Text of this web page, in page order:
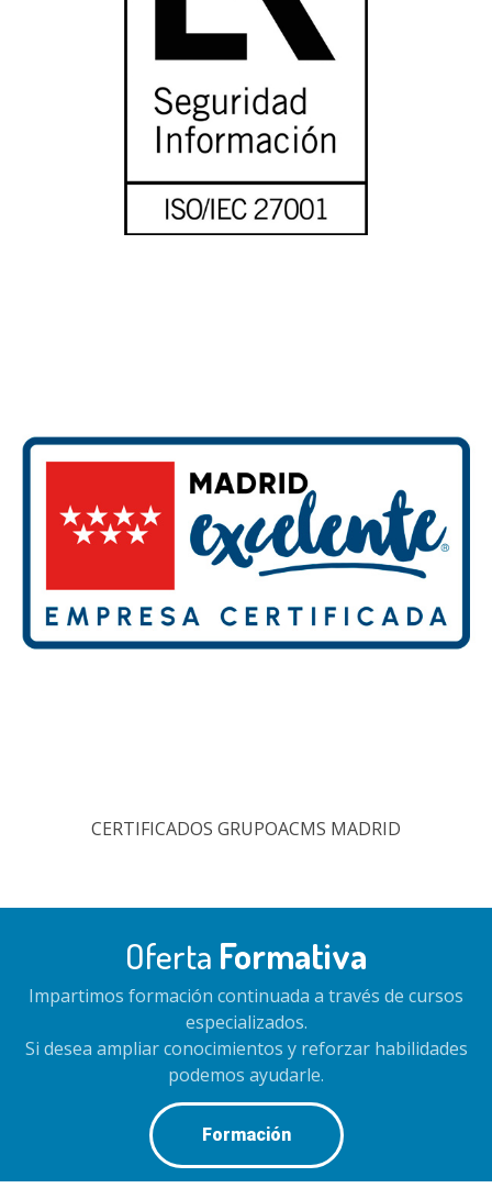
CERTIFICADOS GRUPOACMS MADRID
Oferta Formativa
Impartimos formación continuada a través de cursos
especializados.
Si desea ampliar conocimientos y reforzar habilidades
podemos ayudarle.
Formación